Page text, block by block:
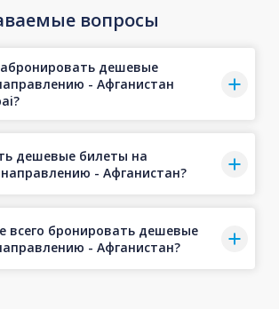
вопросы
дешевые
- Афганистан
дешевые билеты на
- Афганистан?
всего бронировать дешевые
- Афганистан?